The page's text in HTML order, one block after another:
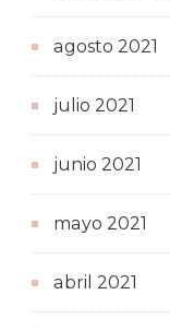
agosto 2021
julio 2021
junio 2021
mayo 2021
abril 2021